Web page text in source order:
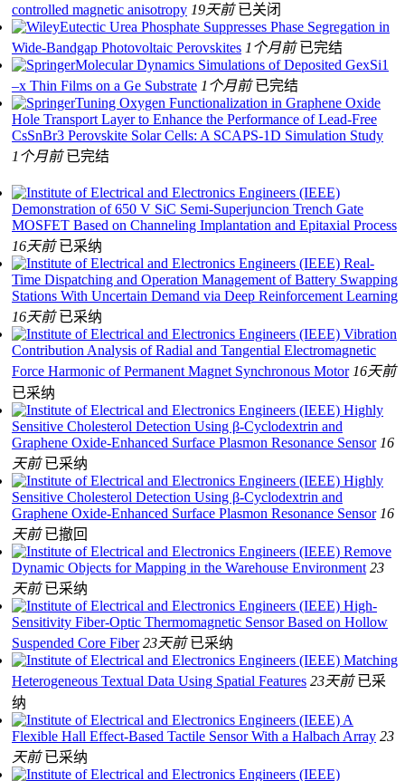
controlled magnetic anisotropy 19天前 已关闭
Eutectic Urea Phosphate Suppresses Phase Segregation in
Wide‐Bandgap Photovoltaic Perovskites 1个月前 已完结
Molecular Dynamics Simulations of Deposited GexSi1
–x Thin Films on a Ge Substrate 1个月前 已完结
Tuning Oxygen Functionalization in Graphene Oxide
Hole Transport Layer to Enhance the Performance of Lead-Free
CsSnBr3 Perovskite Solar Cells: A SCAPS-1D Simulation Study
1个月前 已完结
Demonstration of 650 V SiC Semi-Superjuncion Trench Gate
MOSFET Based on Channeling Implantation and Epitaxial Process
16天前 已采纳
Real-
Time Dispatching and Operation Management of Battery Swapping
Stations With Uncertain Demand via Deep Reinforcement Learning
16天前 已采纳
Vibration
Contribution Analysis of Radial and Tangential Electromagnetic
Force Harmonic of Permanent Magnet Synchronous Motor 16天前
已采纳
Highly
Sensitive Cholesterol Detection Using β-Cyclodextrin and
Graphene Oxide-Enhanced Surface Plasmon Resonance Sensor 16
天前 已采纳
Highly
Sensitive Cholesterol Detection Using β-Cyclodextrin and
Graphene Oxide-Enhanced Surface Plasmon Resonance Sensor 16
天前 已撤回
Remove
Dynamic Objects for Mapping in the Warehouse Environment 23
天前 已采纳
High-
Sensitivity Fiber-Optic Thermomagnetic Sensor Based on Hollow
Suspended Core Fiber 23天前 已采纳
Matching
Heterogeneous Textual Data Using Spatial Features 23天前 已采
纳
A
Flexible Hall Effect-Based Tactile Sensor With a Halbach Array 23
天前 已采纳